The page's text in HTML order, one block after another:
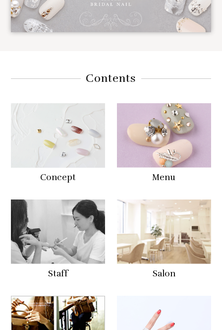
Contents
Concept Menu
Staff Salon